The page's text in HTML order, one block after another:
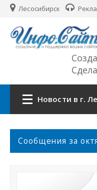
Лесосибирск
Новости в г.
Главная
Сообщения за